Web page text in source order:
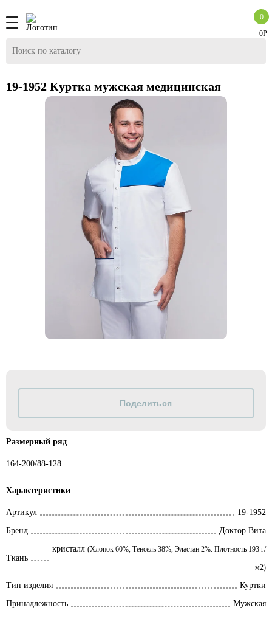
0Р
0
19-1952 Куртка мужская медицинская
Размерный ряд
164-200/88-128
Характеристики
Артикул
19-1952
Бренд
Доктор Вита
Ткань
кристалл (Хлопок 60%, Тенсель 38%, Эластан 2%. Плотность 193 г/
м2)
Тип изделия
Куртки
Принадлежность
Мужская